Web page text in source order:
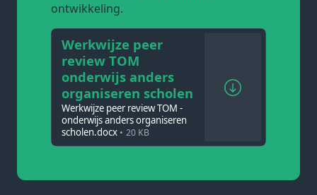
ontwikkeling.
Werkwijze peer
review TOM
onderwijs anders
organiseren scholen
Werkwijze peer review TOM -
onderwijs anders organiseren
scholen.docx
20 KB